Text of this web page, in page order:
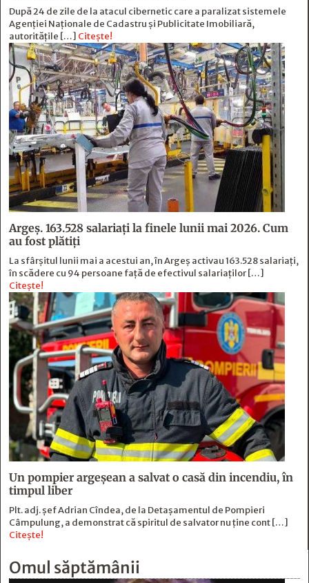
După 24 de zile de la atacul cibernetic care a paralizat sistemele
Agenției Naționale de Cadastru și Publicitate Imobiliară,
autoritățile […] Citește!
Argeș. 163.528 salariați la finele lunii mai 2026. Cum
au fost plătiți
La sfârșitul lunii mai a acestui an, în Argeş activau 163.528 salariați,
în scădere cu 94 persoane faţă de efectivul salariaţilor […]
Citește!
Un pompier argeșean a salvat o casă din incendiu, în
timpul liber
Plt. adj. șef Adrian Cîndea, de la Detașamentul de Pompieri
Câmpulung, a demonstrat că spiritul de salvator nu ține cont […]
Citește!
Omul săptămânii